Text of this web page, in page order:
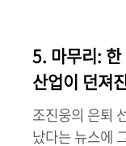
5. 마무리:
산업이 던져
조진웅의 은퇴
났다는 뉴스에